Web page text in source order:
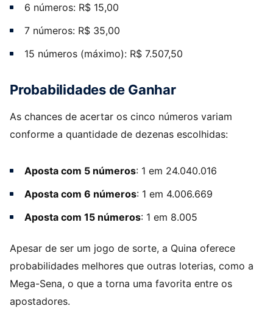
6 números: R$ 15,00
7 números: R$ 35,00
15 números (máximo): R$ 7.507,50
Probabilidades de Ganhar
As chances de acertar os cinco números variam
conforme a quantidade de dezenas escolhidas:
Aposta com 5 números: 1 em 24.040.016
Aposta com 6 números: 1 em 4.006.669
Aposta com 15 números: 1 em 8.005
Apesar de ser um jogo de sorte, a Quina oferece
probabilidades melhores que outras loterias, como a
Mega-Sena, o que a torna uma favorita entre os
apostadores.